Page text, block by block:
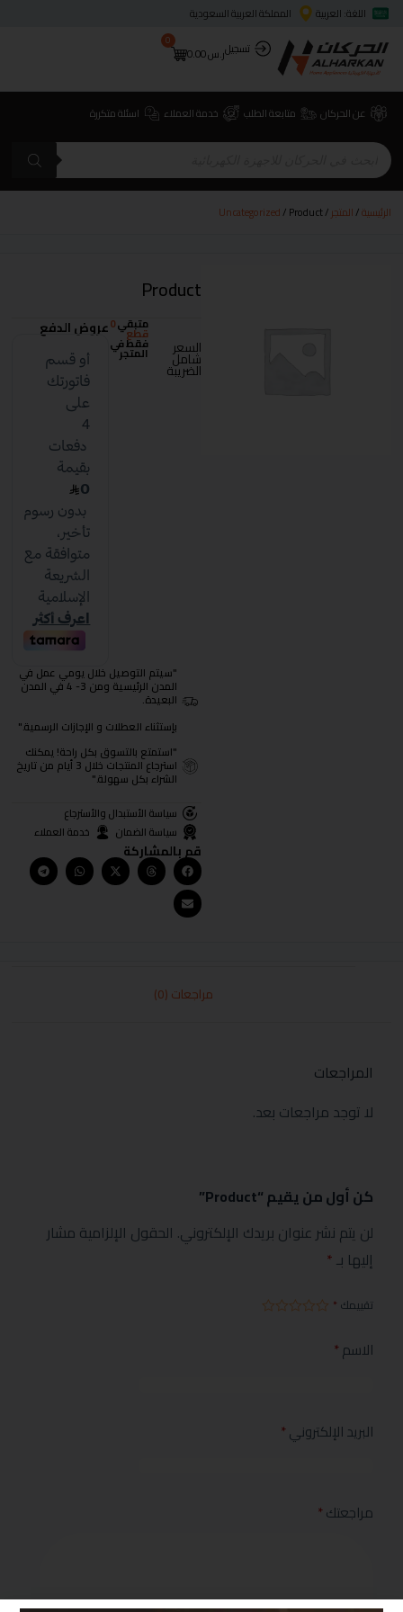
اللغة: العربية
المملكة العربية السعودية
تسجيلر.س0.00
0
عن الحركان متابعة الطلب خدمة العملاء اسئلة متكررة
الرئيسية/المتجر/
Uncategorized/ Product
Product
السعر
شامل
الضريبة
متبقي0
قطع
فقط في
المتجر
عروض الدفع
"سيتم التوصيل خلال يومي عمل في
المدن الرئيسية ومن 3- 4 في المدن
البعيدة.
بإستثناء العطلات و الإجازات الرسمية."
"استمتع بالتسوق بكل راحة! يمكنك
استرجاع المنتجات خلال 3 أيام من تاريخ
الشراء بكل سهولة."
سياسة الأستبدال والأسترجاع
سياسة الضمان
خدمة العملاء
قم بالمشاركة
مراجعات (0)
المراجعات
لا توجد مراجعات بعد.
كن أول من يقيم “Product”
لن يتم نشر عنوان بريدك الإلكتروني. الحقول الإلزامية مشار
إليها بـ*
تقييمك *
الاسم*
البريد الإلكتروني*
مراجعتك*